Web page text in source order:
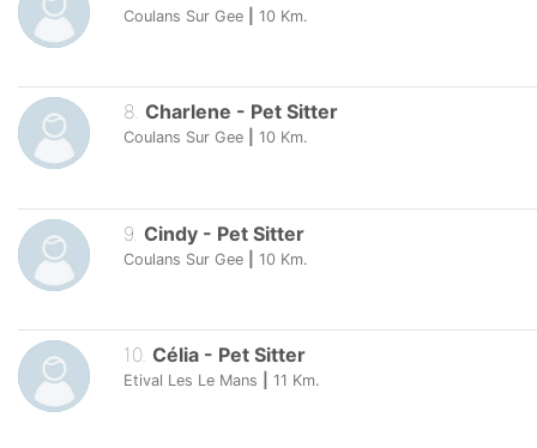
Coulans Sur Gee 10 Km.
8. Charlene - Pet Sitter
Coulans Sur Gee 10 Km.
9 Cindy - Pet Sitter
Coulans Sur Gee 10 Km.
10. Célia - Pet Sitter
Etival Les Le Mans 11 Km.